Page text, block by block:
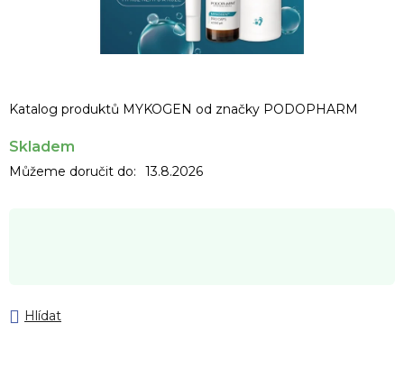
Katalog produktů MYKOGEN od značky PODOPHARM
Skladem
Můžeme doručit do: 13.8.2026
Hlídat